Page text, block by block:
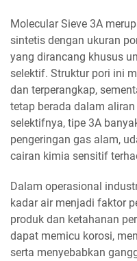
Molecular Sieve 3A
sintetis dengan ukuran
yang dirancang khusus
selektif. Struktur pori ini
dan terperangkap,
tetap berada dalam
selektifnya, tipe 3A
pengeringan gas alam,
cairan kimia sensitif
Dalam operasional
kadar air menjadi faktor
produk dan ketahanan
dapat memicu korosi,
serta menyebabkan